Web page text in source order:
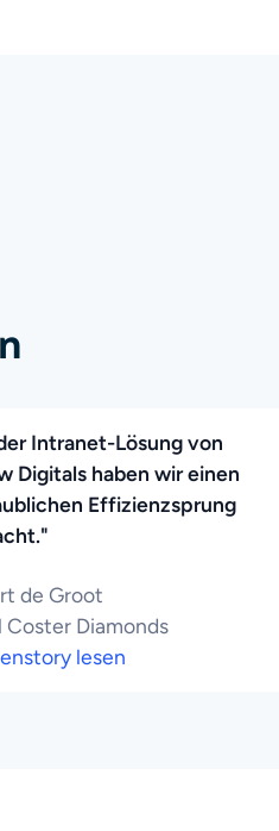
Intranet-Lösung von
Digitals haben wir einen
Effizienzsprung
de Groot
Coster Diamonds
lesen